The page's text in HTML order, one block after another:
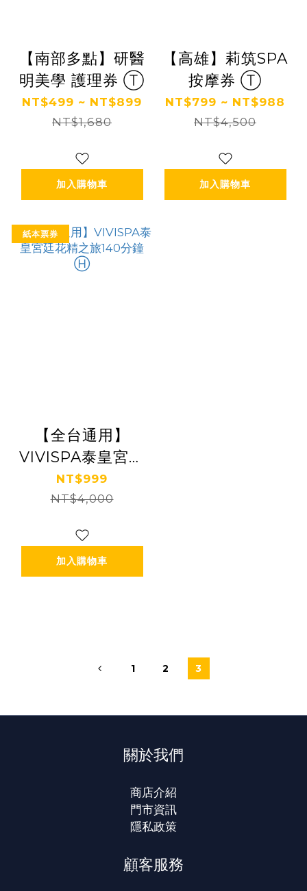
【南部多點】研醫
明美學 護理券 Ⓣ
NT$499 ~ NT$899
NT$1,680
加入購物車
【高雄】莉筑SPA
按摩券 Ⓣ
NT$799 ~ NT$988
NT$4,500
加入購物車
紙本票券
【全台通用】
VIVISPA泰皇宮廷
花精之旅140分鐘
Ⓗ
NT$999
NT$4,000
加入購物車
1 2 3
關於我們
商店介紹
門市資訊
隱私政策
顧客服務